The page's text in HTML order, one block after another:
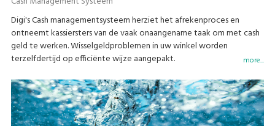
Digi's Cash managementsysteem herziet het afrekenproces en
ontneemt kassiersters van de vaak onaangename taak om met cash
geld te werken. Wisselgeldproblemen in uw winkel worden
terzelfdertijd op efficiënte wijze aangepakt.
more...